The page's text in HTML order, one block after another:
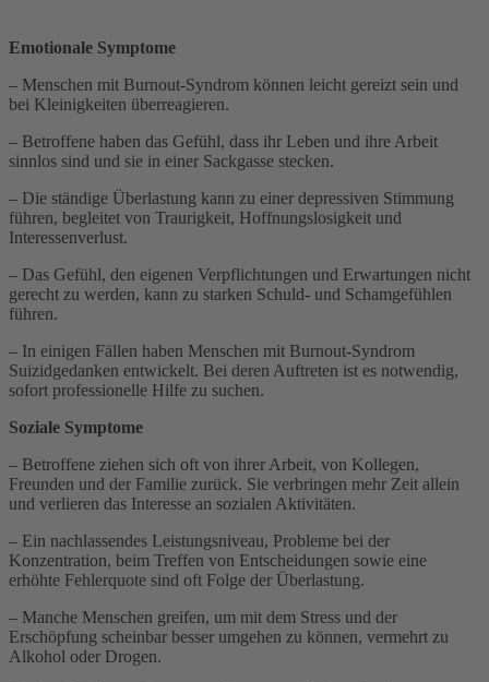
Emotionale Symptome
– Menschen mit Burnout-Syndrom können leicht gereizt sein und
bei Kleinigkeiten überreagieren.
– Betroffene haben das Gefühl, dass ihr Leben und ihre Arbeit
sinnlos sind und sie in einer Sackgasse stecken.
– Die ständige Überlastung kann zu einer depressiven Stimmung
führen, begleitet von Traurigkeit, Hoffnungslosigkeit und
Interessenverlust.
– Das Gefühl, den eigenen Verpflichtungen und Erwartungen nicht
gerecht zu werden, kann zu starken Schuld- und Schamgefühlen
führen.
– In einigen Fällen haben Menschen mit Burnout-Syndrom
Suizidgedanken entwickelt. Bei deren Auftreten ist es notwendig,
sofort professionelle Hilfe zu suchen.
Soziale Symptome
– Betroffene ziehen sich oft von ihrer Arbeit, von Kollegen,
Freunden und der Familie zurück. Sie verbringen mehr Zeit allein
und verlieren das Interesse an sozialen Aktivitäten.
– Ein nachlassendes Leistungsniveau, Probleme bei der
Konzentration, beim Treffen von Entscheidungen sowie eine
erhöhte Fehlerquote sind oft Folge der Überlastung.
– Manche Menschen greifen, um mit dem Stress und der
Erschöpfung scheinbar besser umgehen zu können, vermehrt zu
Alkohol oder Drogen.